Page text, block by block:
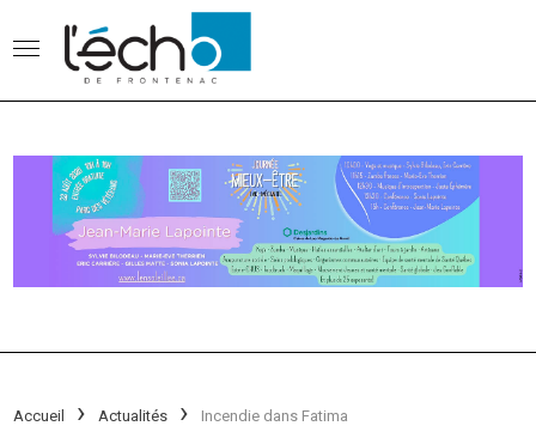
Accueil Actualités Incendie dans Fatima